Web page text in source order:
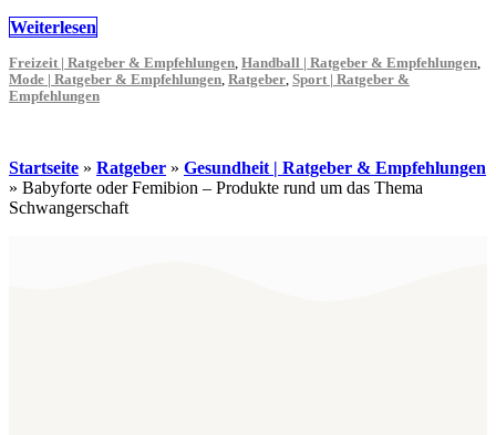
Weiterlesen
Freizeit | Ratgeber & Empfehlungen, Handball | Ratgeber & Empfehlungen,
Mode | Ratgeber & Empfehlungen, Ratgeber, Sport | Ratgeber &
Empfehlungen
Startseite » Ratgeber » Gesundheit | Ratgeber & Empfehlungen
» Babyforte oder Femibion – Produkte rund um das Thema
Schwangerschaft